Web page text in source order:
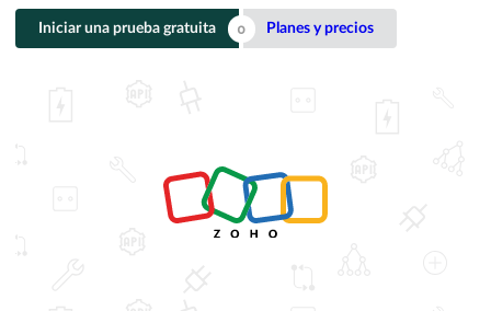
Iniciar una prueba gratuita Planes y precios